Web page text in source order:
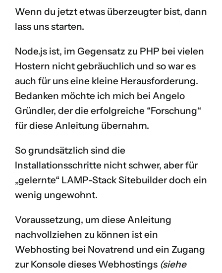
Wenn du jetzt etwas überzeugter bist, dann
lass uns starten.
Node.js ist, im Gegensatz zu PHP bei vielen
Hostern nicht gebräuchlich und so war es
auch für uns eine kleine Herausforderung.
Bedanken möchte ich mich bei Angelo
Gründler, der die erfolgreiche “Forschung“
für diese Anleitung übernahm.
So grundsätzlich sind die
Installationsschritte nicht schwer, aber für
„gelernte“ LAMP-Stack Sitebuilder doch ein
wenig ungewohnt.
Voraussetzung, um diese Anleitung
nachvollziehen zu können ist ein
Webhosting bei Novatrend und ein Zugang
zur Konsole dieses Webhostings (siehe